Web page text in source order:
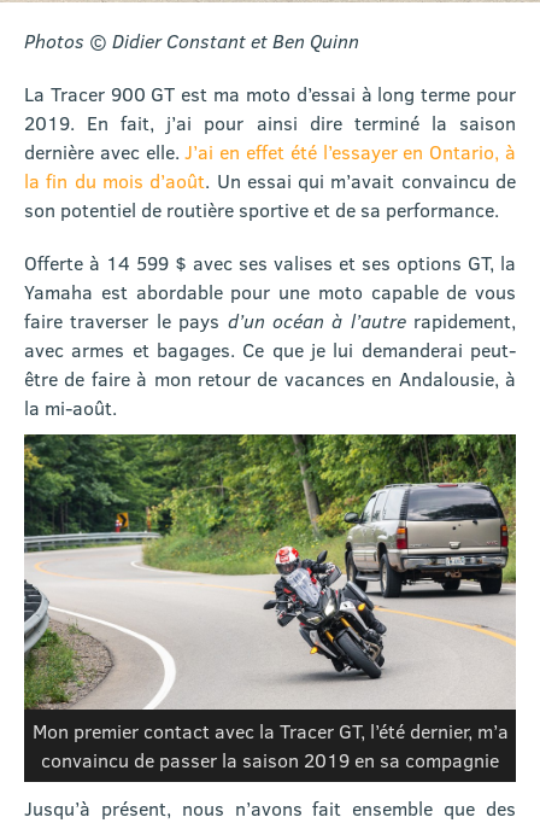
Photos © Didier Constant et Ben Quinn
La Tracer 900 GT est ma moto d’essai à long terme pour
2019. En fait, j’ai pour ainsi dire terminé la saison
dernière avec elle.J’ai en effet été l’essayer en Ontario, à
la fin du mois d’août. Un essai qui m’avait convaincu de
son potentiel de routière sportive et de sa performance.
Offerte à 14 599 $ avec ses valises et ses options GT, la
Yamaha est abordable pour une moto capable de vous
faire traverser le pays d’un océan à l’autre rapidement,
avec armes et bagages. Ce que je lui demanderai peut-
être de faire à mon retour de vacances en Andalousie, à
la mi-août.
Mon premier contact avec la Tracer GT, l’été dernier, m’a
convaincu de passer la saison 2019 en sa compagnie
Jusqu’à présent, nous n’avons fait ensemble que des